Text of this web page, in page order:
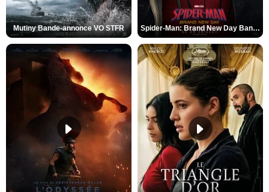
Mutiny Bande-annonce VO STFR Spider-Man: Brand New Day Bande-annonce VO STFR